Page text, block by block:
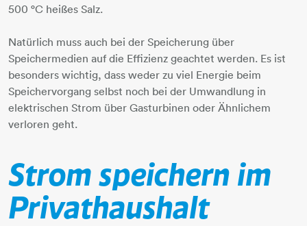
500 °C heißes Salz.
Natürlich muss auch bei der Speicherung über
Speichermedien auf die Effizienz geachtet werden. Es ist
besonders wichtig, dass weder zu viel Energie beim
Speichervorgang selbst noch bei der Umwandlung in
elektrischen Strom über Gasturbinen oder Ähnlichem
verloren geht.
Strom speichern im
Privathaushalt